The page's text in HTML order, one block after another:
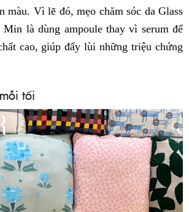
màu. Vì lẽ đó, mẹo chăm sóc da Glass
Min là dùng ampoule thay vì serum để
cao, giúp đẩy lùi những triệu chứng
tối